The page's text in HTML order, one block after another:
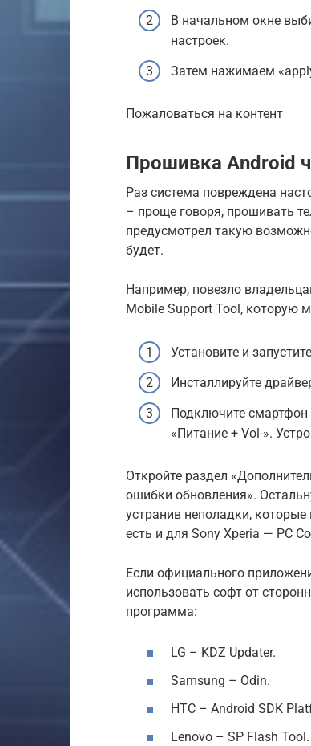
В начальном окне
настроек.
Затем нажимаем
Пожаловаться на контент
Прошивка Android
Раз система повреждена
– проще говоря, прошивать
предусмотрел такую
будет.
Например, повезло
Mobile Support Tool, которую
Установите и
Инсталлируйте
Подключите смартфон
«Питание + Vol-».
Откройте раздел
ошибки обновления».
устранив неполадки,
есть и для Sony Xperia — PC
Если официального
использовать софт от
программа:
LG – KDZ Updater.
Samsung – Odin.
HTC – Android SDK
Lenovo – SP Flash Tool.